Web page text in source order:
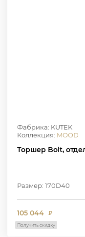
Фабрика: KUTEK
Коллекция: MOOD
Торшер Bolt,
Размер: 170D40
105 044 ₽
Получить скидку